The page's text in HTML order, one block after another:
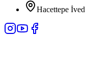
Hacettepe